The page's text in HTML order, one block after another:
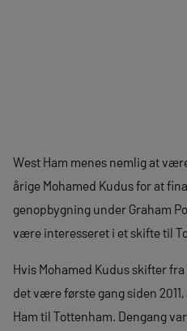
West Ham menes nemlig at
årige Mohamed Kudus for at
genopbygning under Graham
være interesseret i et skifte til
Hvis Mohamed Kudus skifter
det være første gang siden
Ham til Tottenham. Dengang